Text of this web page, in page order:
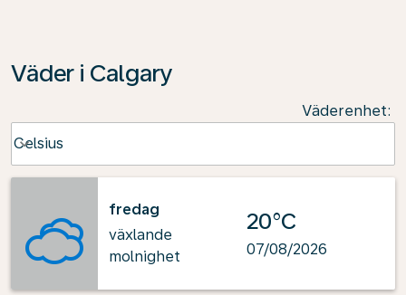
Väder i Calgary
Väderenhet:
Celsius
keyboard_arrow_down
fredag
växlande
molnighet
20°C
07/08/2026